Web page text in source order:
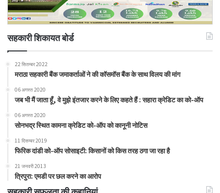
सहकारी शिकायत बोर्ड
22 सितम्बर 2022
मराठा सहकारी बैंक जमाकर्ताओं ने की कॉसमॉस बैंक के साथ विलय की मांग
06 अगस्त 2020
जब भी मैं जाता हूँ, वे मुझे इंतजार करने के लिए कहते हैं : सहारा क्रेडिट का को-ऑप
06 अगस्त 2020
सोनभद्र स्थित कामना क्रेडिट को-ऑप को कानूनी नोटिस
11 दिसम्बर 2019
फिरिक दांडी को-ऑप सोसाइटी: किसानों को किस तरह ठगा जा रहा है
21 जनवरी 2013
त्रिपुरा: एमडी पर छल करने का आरोप